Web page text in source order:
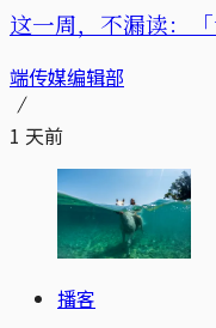
这一周，不漏读：
端传媒编辑部
1 天前
播客